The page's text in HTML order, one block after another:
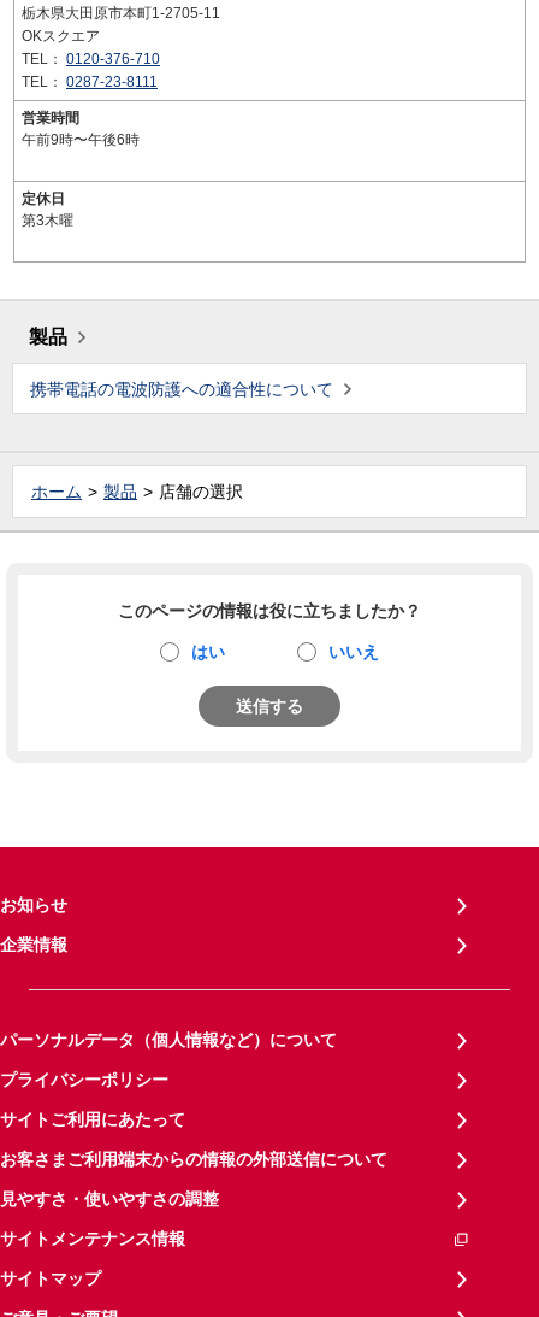
栃木県大田原市本町1-2705-11
OKスクエア
TEL： 0120-376-710
TEL： 0287-23-8111
営業時間
午前9時〜午後6時
定休日
第3木曜
製品
携帯電話の電波防護への適合性について
ホーム 製品 店舗の選択
このページの情報は役に立ちましたか？
はい いいえ
送信する
お知らせ
企業情報
パーソナルデータ（個人情報など）について
プライバシーポリシー
サイトご利用にあたって
お客さまご利用端末からの情報の外部送信について
見やすさ・使いやすさの調整
サイトメンテナンス情報
サイトマップ